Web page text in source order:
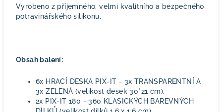
Vyrobeno z příjemného, velmi kvalitního a bezpečného
potravinářského silikonu.
Obsah balení:
6x HRACÍ DESKA PIX-IT - 3x TRANSPARENTNÍ A
3x ZELENÁ (velikost desek 30*21 cm),
2x PIX-IT 180 - 360 KLASICKÝCH BAREVNÝCH